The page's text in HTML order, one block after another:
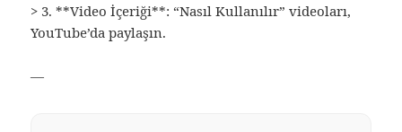
> 3. **Video İçeriği**: “Nasıl Kullanılır” videoları,
YouTube’da paylaşın.
—